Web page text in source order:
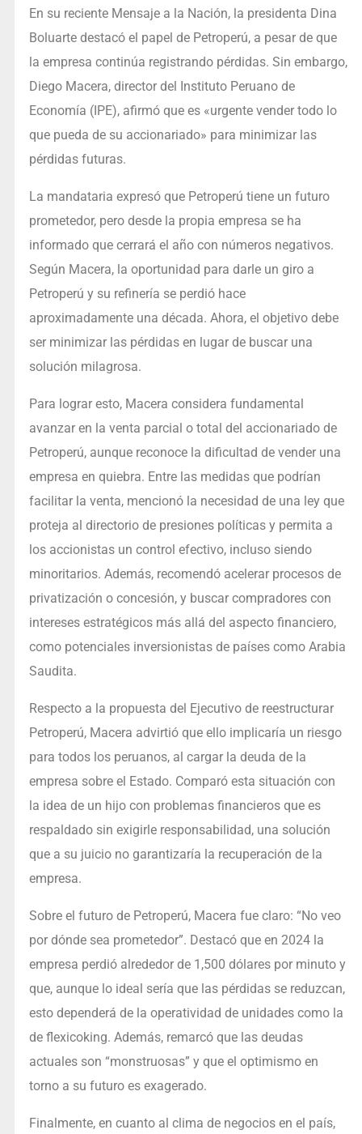
En su reciente Mensaje a la Nación, la presidenta Dina
Boluarte destacó el papel de Petroperú, a pesar de que
la empresa continúa registrando pérdidas. Sin embargo,
Diego Macera, director del Instituto Peruano de
Economía (IPE), afirmó que es «urgente vender todo lo
que pueda de su accionariado» para minimizar las
pérdidas futuras.
La mandataria expresó que Petroperú tiene un futuro
prometedor, pero desde la propia empresa se ha
informado que cerrará el año con números negativos.
Según Macera, la oportunidad para darle un giro a
Petroperú y su refinería se perdió hace
aproximadamente una década. Ahora, el objetivo debe
ser minimizar las pérdidas en lugar de buscar una
solución milagrosa.
Para lograr esto, Macera considera fundamental
avanzar en la venta parcial o total del accionariado de
Petroperú, aunque reconoce la dificultad de vender una
empresa en quiebra. Entre las medidas que podrían
facilitar la venta, mencionó la necesidad de una ley que
proteja al directorio de presiones políticas y permita a
los accionistas un control efectivo, incluso siendo
minoritarios. Además, recomendó acelerar procesos de
privatización o concesión, y buscar compradores con
intereses estratégicos más allá del aspecto financiero,
como potenciales inversionistas de países como Arabia
Saudita.
Respecto a la propuesta del Ejecutivo de reestructurar
Petroperú, Macera advirtió que ello implicaría un riesgo
para todos los peruanos, al cargar la deuda de la
empresa sobre el Estado. Comparó esta situación con
la idea de un hijo con problemas financieros que es
respaldado sin exigirle responsabilidad, una solución
que a su juicio no garantizaría la recuperación de la
empresa.
Sobre el futuro de Petroperú, Macera fue claro: “No veo
por dónde sea prometedor”. Destacó que en 2024 la
empresa perdió alrededor de 1,500 dólares por minuto y
que, aunque lo ideal sería que las pérdidas se reduzcan,
esto dependerá de la operatividad de unidades como la
de flexicoking. Además, remarcó que las deudas
actuales son “monstruosas” y que el optimismo en
torno a su futuro es exagerado.
Finalmente, en cuanto al clima de negocios en el país,